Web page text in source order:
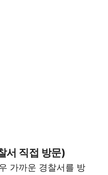
서 직접 방문)
가까운 경찰서를 방